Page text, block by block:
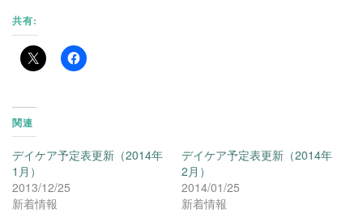
共有:
関連
デイケア予定表更新（2014年
1月）
2013/12/25
新着情報
デイケア予定表更新（2014年
2月）
2014/01/25
新着情報